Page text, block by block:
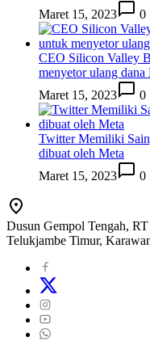
Maret 15, 2023
0
CEO Silicon Valley
menyetor ulang dana
Maret 15, 2023
0
Twitter Memiliki
dibuat oleh Meta
Maret 15, 2023
0
Dusun Gempol Tengah,
Telukjambe Timur,